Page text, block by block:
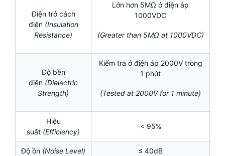
Điện trở cách
điện(Insulation
Resistance)
Lớn hơn 5MΩ ở điện áp
1000VDC
(Greater than 5MΩ at 1000VDC)
Độ bền
điện (Dielectric
Strength)
Kiểm tra ở điện áp 2000V trong
1 phút
(Tested at 2000V for 1 minute)
Hiệu
suất (Efficiency)
< 95%
Độ ồn (Noise Level) ≤ 40dB